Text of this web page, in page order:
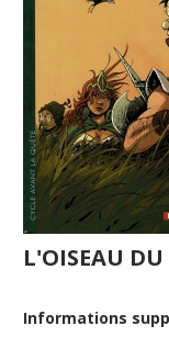
L'OISEAU
Informations